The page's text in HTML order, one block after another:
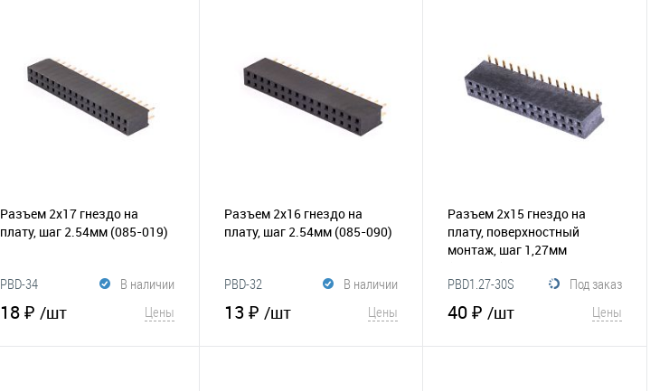
В избранное
Разъем 2х17 гнездо на
плату, шаг 2.54мм (085-019)
В наличии
PBD-34
18 ₽ /шт Цены
Разъем 2х16 гнездо на
плату, шаг 2.54мм (085-090)
В наличии
PBD-32
13 ₽ /шт Цены
Разъем 2х15 гнездо на
плату, поверхностный
монтаж, шаг 1,27мм
Под заказ
PBD1.27-30S
40 ₽/шт Цены